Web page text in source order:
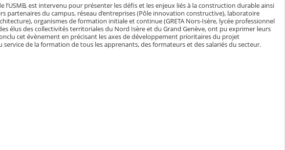
est intervenu pour présenter les défis et les enjeux liés à la construction durable ainsi
partenaires du campus, réseau d’entreprises (Pôle innovation constructive), laboratoire
organismes de formation initiale et continue (GRETA Nors-Isère, lycée professionnel
élus des collectivités territoriales du Nord Isère et du Grand Genève, ont pu exprimer leurs
cet évènement en précisant les axes de développement prioritaires du projet
de la formation de tous les apprenants, des formateurs et des salariés du secteur.